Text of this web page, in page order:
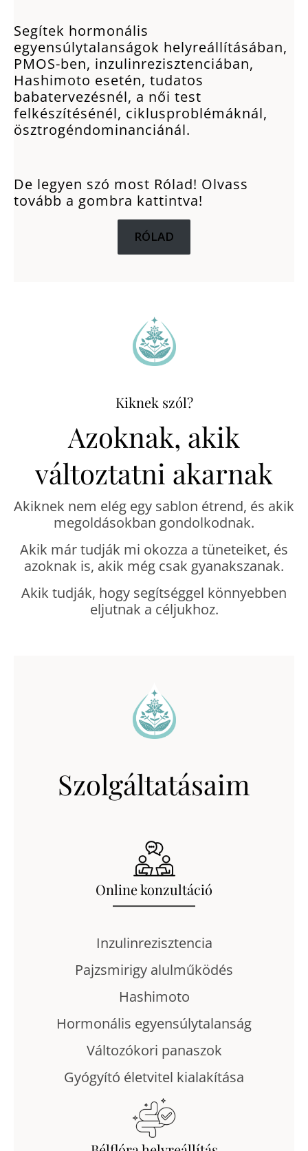
Segítek hormonális
egyensúlytalanságok helyreállításában,
PMOS-ben, inzulinrezisztenciában,
Hashimoto esetén, tudatos
babatervezésnél, a női test
felkészítésénél, ciklusproblémáknál,
ösztrogéndominanciánál.
De legyen szó most Rólad! Olvass
tovább a gombra kattintva!
RÓLAD
Kiknek szól?
Azoknak, akik
változtatni akarnak
Akiknek nem elég egy sablon étrend, és akik
megoldásokban gondolkodnak.
Akik már tudják mi okozza a tüneteiket, és
azoknak is, akik még csak gyanakszanak.
Akik tudják, hogy segítséggel könnyebben
eljutnak a céljukhoz.
Szolgáltatásaim
Online konzultáció
Inzulinrezisztencia
Pajzsmirigy alulműködés
Hashimoto
Hormonális egyensúlytalanság
Változókori panaszok
Gyógyító életvitel kialakítása